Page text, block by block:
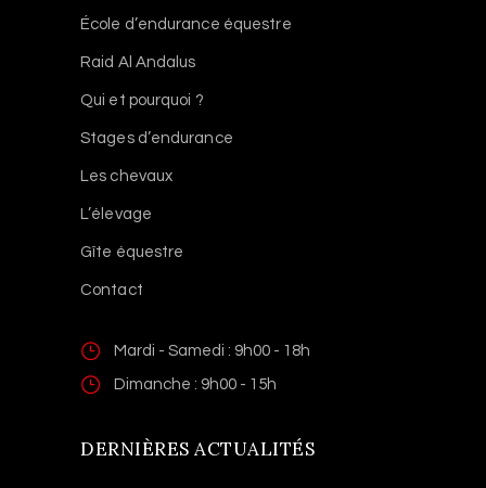
École d’endurance équestre
Raid Al Andalus
Qui et pourquoi ?
Stages d’endurance
Les chevaux
L’élevage
Gîte équestre
Contact
Mardi - Samedi : 9h00 - 18h
Dimanche : 9h00 - 15h
DERNIÈRES ACTUALITÉS